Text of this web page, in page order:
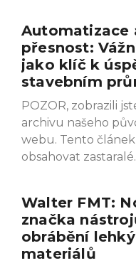
Automatizace
přesnost:
jako klíč k
stavebním
POZOR, zobrazili
archivu našeho
webu. Tento
obsahovat zastaralé
Walter FMT:
značka
obrábění
materiálů